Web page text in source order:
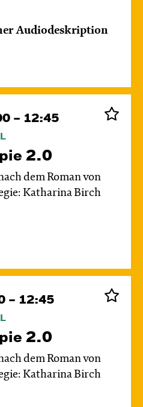
Audiodeskription
– 12:45
2.0
dem Roman von
Katharina Birch
– 12:45
2.0
dem Roman von
Katharina Birch